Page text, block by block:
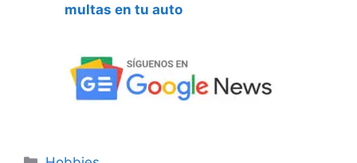
multas en tu auto
Categorías